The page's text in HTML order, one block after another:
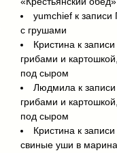
yumchiefк записи
с грушами
Кристинак записи
грибами и
под сыром
Людмилак записи
грибами и
под сыром
Кристинак записи
свиные уши в